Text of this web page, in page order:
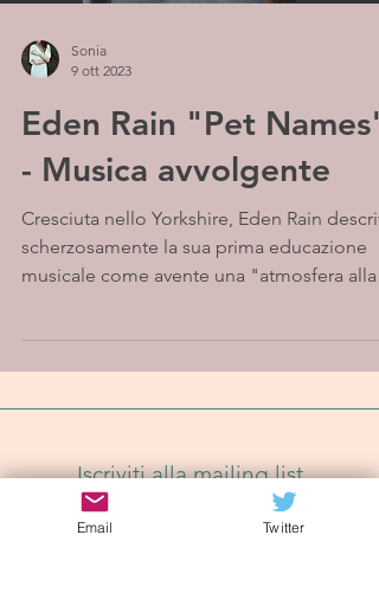
Sonia
9 ott 2023
Eden Rain "Pet Names"
- Musica avvolgente
Cresciuta nello Yorkshire, Eden Rain
scherzosamente la sua prima educazione
musicale come avente una "atmosfera alla
Iscriviti alla mailing list
Email Twitter